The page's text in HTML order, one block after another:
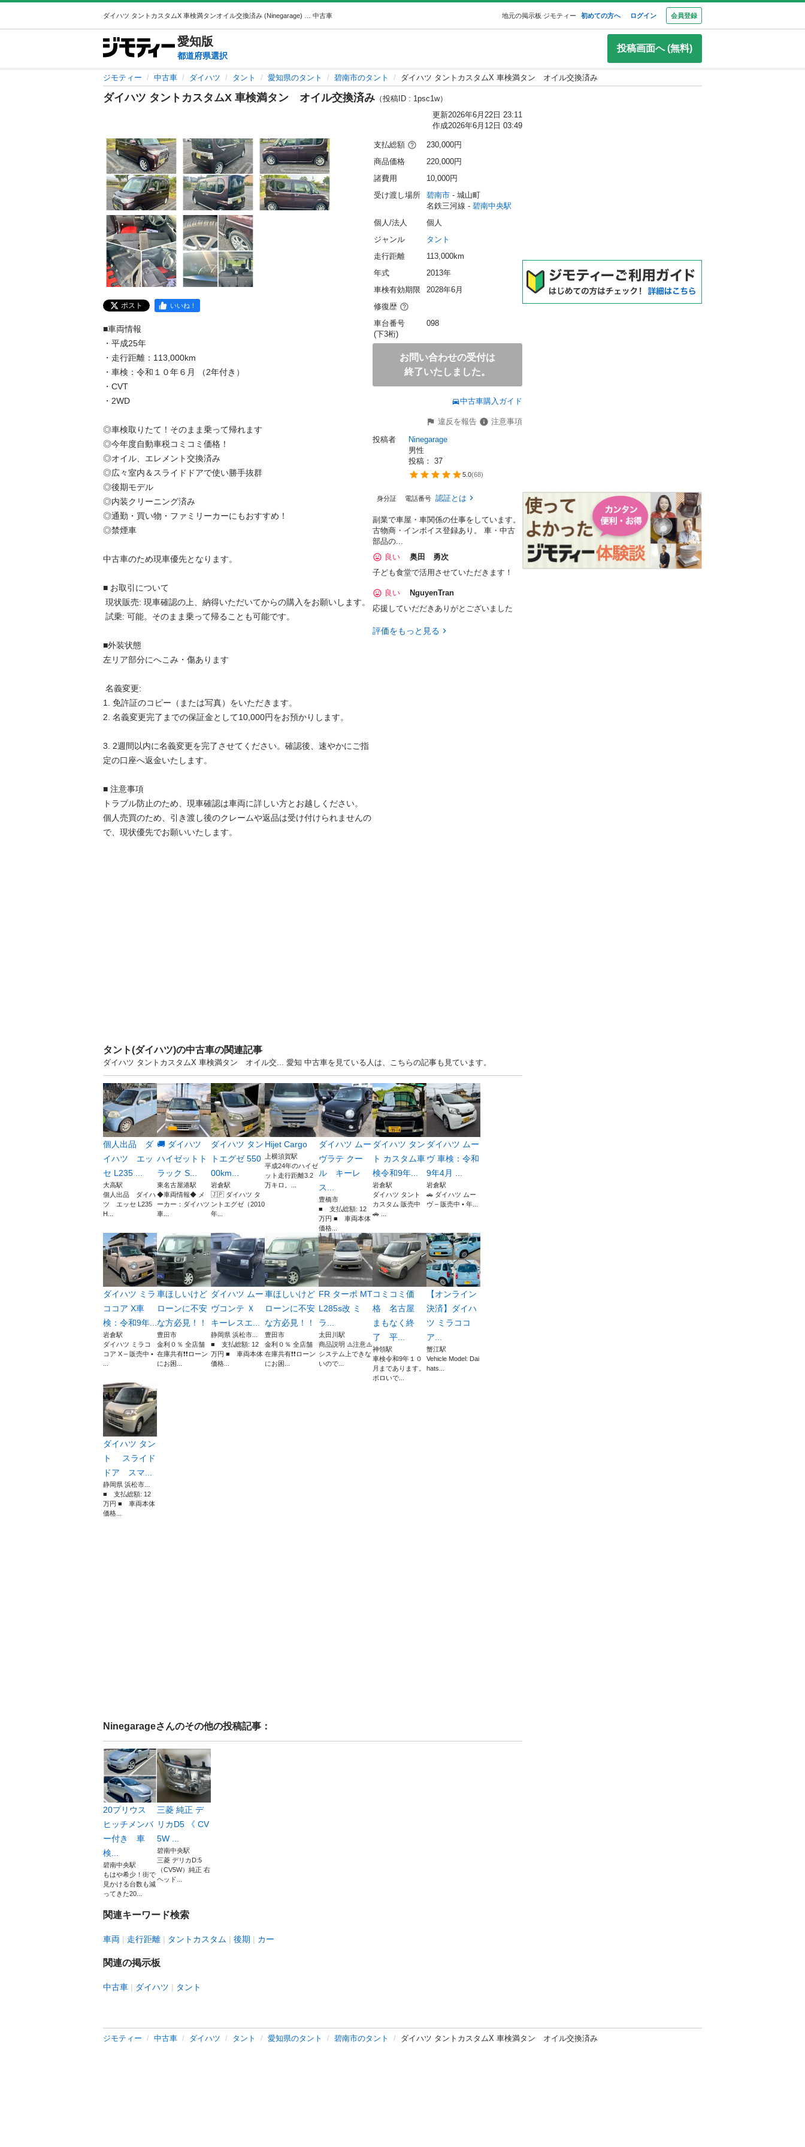
中古車 地元の掲示板 ジモティー 初めての方へ ログイン 会員登録
愛知版
都道府県選択
投稿画面へ (無料)
ジモティー 中古車 ダイハツ タント 愛知県のタント 碧南市のタント ダイハツ タントカスタムX 車検満タン オイル交換済み
ダイハツ タントカスタムX 車検満タン オイル交換済み （投稿ID : 1psc1w）
更新2026年6月22日 23:11
作成2026年6月12日 03:49
ポスト いいね！
■車両情報
・平成25年
・走行距離：113,000km
・車検：令和１０年６月 （2年付き）
・CVT
・2WD
◎車検取りたて！そのまま乗って帰れます
◎今年度自動車税コミコミ価格！
◎オイル、エレメント交換済み
◎広々室内＆スライドドアで使い勝手抜群
◎後期モデル
◎内装クリーニング済み
◎通勤・買い物・ファミリーカーにもおすすめ！
◎禁煙車
中古車のため現車優先となります。
■ お取引について
■外装状態
左リア部分にへこみ・傷あります
1. 免許証のコピー（または写真）をいただきます。
2. 名義変更完了までの保証金として10,000円をお預かりします。
3. 2週間以内に名義変更を完了させてください。確認後、速やかにご指
定の口座へ返金いたします。
■ 注意事項
トラブル防止のため、現車確認は車両に詳しい方とお越しください。
個人売買のため、引き渡し後のクレームや返品は受け付けられませんの
で、現状優先でお願いいたします。
支払総額
230,000円
商品価格
220,000円
諸費用
10,000円
受け渡し場所
碧南市 - 城山町
名鉄三河線 - 碧南中央駅
個人/法人
個人
ジャンル
タント
走行距離
113,000km
年式
2013年
車検有効期限
2028年6月
修復歴
車台番号
(下3桁)
098
お問い合わせの受付は
終了いたしました。
中古車購入ガイド
違反を報告
注意事項
投稿者
Ninegarage
男性
投稿： 37
5.0(68)
身分証 電話番号 認証とは
副業で車屋・車関係の仕事をしています。
古物商・インボイス登録あり。 車・中古
部品の...
良い
奥田 勇次
子ども食堂で活用させていただきます！
良い
NguyenTran
応援していだだきありがとございました
評価をもっと見る
タント(ダイハツ)の中古車の関連記事
ダイハツ タントカスタムX 車検満タン オイル交... 愛知 中古車を見ている人は、こちらの記事も見ています。
個人出品 ダ
イハツ エッ
セ L235 ...
大高駅
個人出品 ダイハ
ツ エッセ L235
H...
🚚 ダイハツ
ハイゼットト
ラック S...
東名古屋港駅
◆車両情報◆ メ
ーカー：ダイハツ
車...
ダイハツ タン
トエグゼ 550
00km...
岩倉駅
🇯🇵 ダイハツ タ
ントエグゼ（2010
年...
Hijet Cargo
上横須賀駅
平成24年のハイゼ
ット走行距離3.2
万キロ。...
ダイハツ ムー
ヴラテ クー
ル キーレ
ス...
豊橋市
■ 支払総額: 12
万円 ■ 車両本体
価格...
ダイハツ タン
ト カスタム車
検令和9年...
岩倉駅
ダイハツ タント
カスタム 販売中
🚗 ...
ダイハツ ムー
ヴ 車検：令和
9年4月 ...
岩倉駅
🚗 ダイハツ ムー
ヴ – 販売中 • 年...
ダイハツ ミラ
ココア X車
検：令和9年...
岩倉駅
ダイハツ ミラコ
コア X – 販売中 •
車ほしいけど
ローンに不安
な方必見！！
豊田市
金利０％ 全店舗
在庫共有❗️❗️ローン
にお困...
ダイハツ ムー
ヴコンテ Ｘ
キーレスエ...
静岡県 浜松市...
■ 支払総額: 12
万円 ■ 車両本体
価格...
車ほしいけど
ローンに不安
な方必見！！
豊田市
金利０％ 全店舗
在庫共有❗️❗️ローン
にお困...
FR ターボ MT
L285s改 ミ
ラ...
太田川駅
商品説明 ⚠️注意⚠️
システム上できな
いので...
コミコミ価
格 名古屋
まもなく終
了 平...
神領駅
車検令和9年１０
月まであります。
ボロいで...
【オンライン
決済】ダイハ
ツ ミラココ
ア...
蟹江駅
Vehicle Model: Dai
hats...
ダイハツ タン
ト スライド
ドア スマ...
静岡県 浜松市...
■ 支払総額: 12
万円 ■ 車両本体
価格...
Ninegarageさんのその他の投稿記事：
20プリウス
ヒッチメンバ
ー付き 車
検...
碧南中央駅
もはや希少！街で
見かける台数も減
ってきた20...
三菱 純正 デ
リカD5 《 CV
5W ...
碧南中央駅
三菱 デリカD:5
（CV5W）純正 右
ヘッド...
関連キーワード検索
車両 走行距離 タントカスタム 後期 カー
関連の掲示板
中古車 ダイハツ タント
ジモティー 中古車 ダイハツ タント 愛知県のタント 碧南市のタント ダイハツ タントカスタムX 車検満タン オイル交換済み